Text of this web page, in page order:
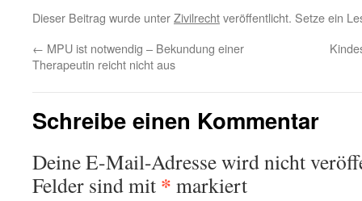
Dieser Beitrag wurde unterZivilrechtveröffentlicht. Setze ein
← MPU ist notwendig – Bekundung einer
Therapeutin reicht nicht aus
Schreibe einen Kommentar
Deine E-Mail-Adresse wird nicht
Felder sind mit * markiert